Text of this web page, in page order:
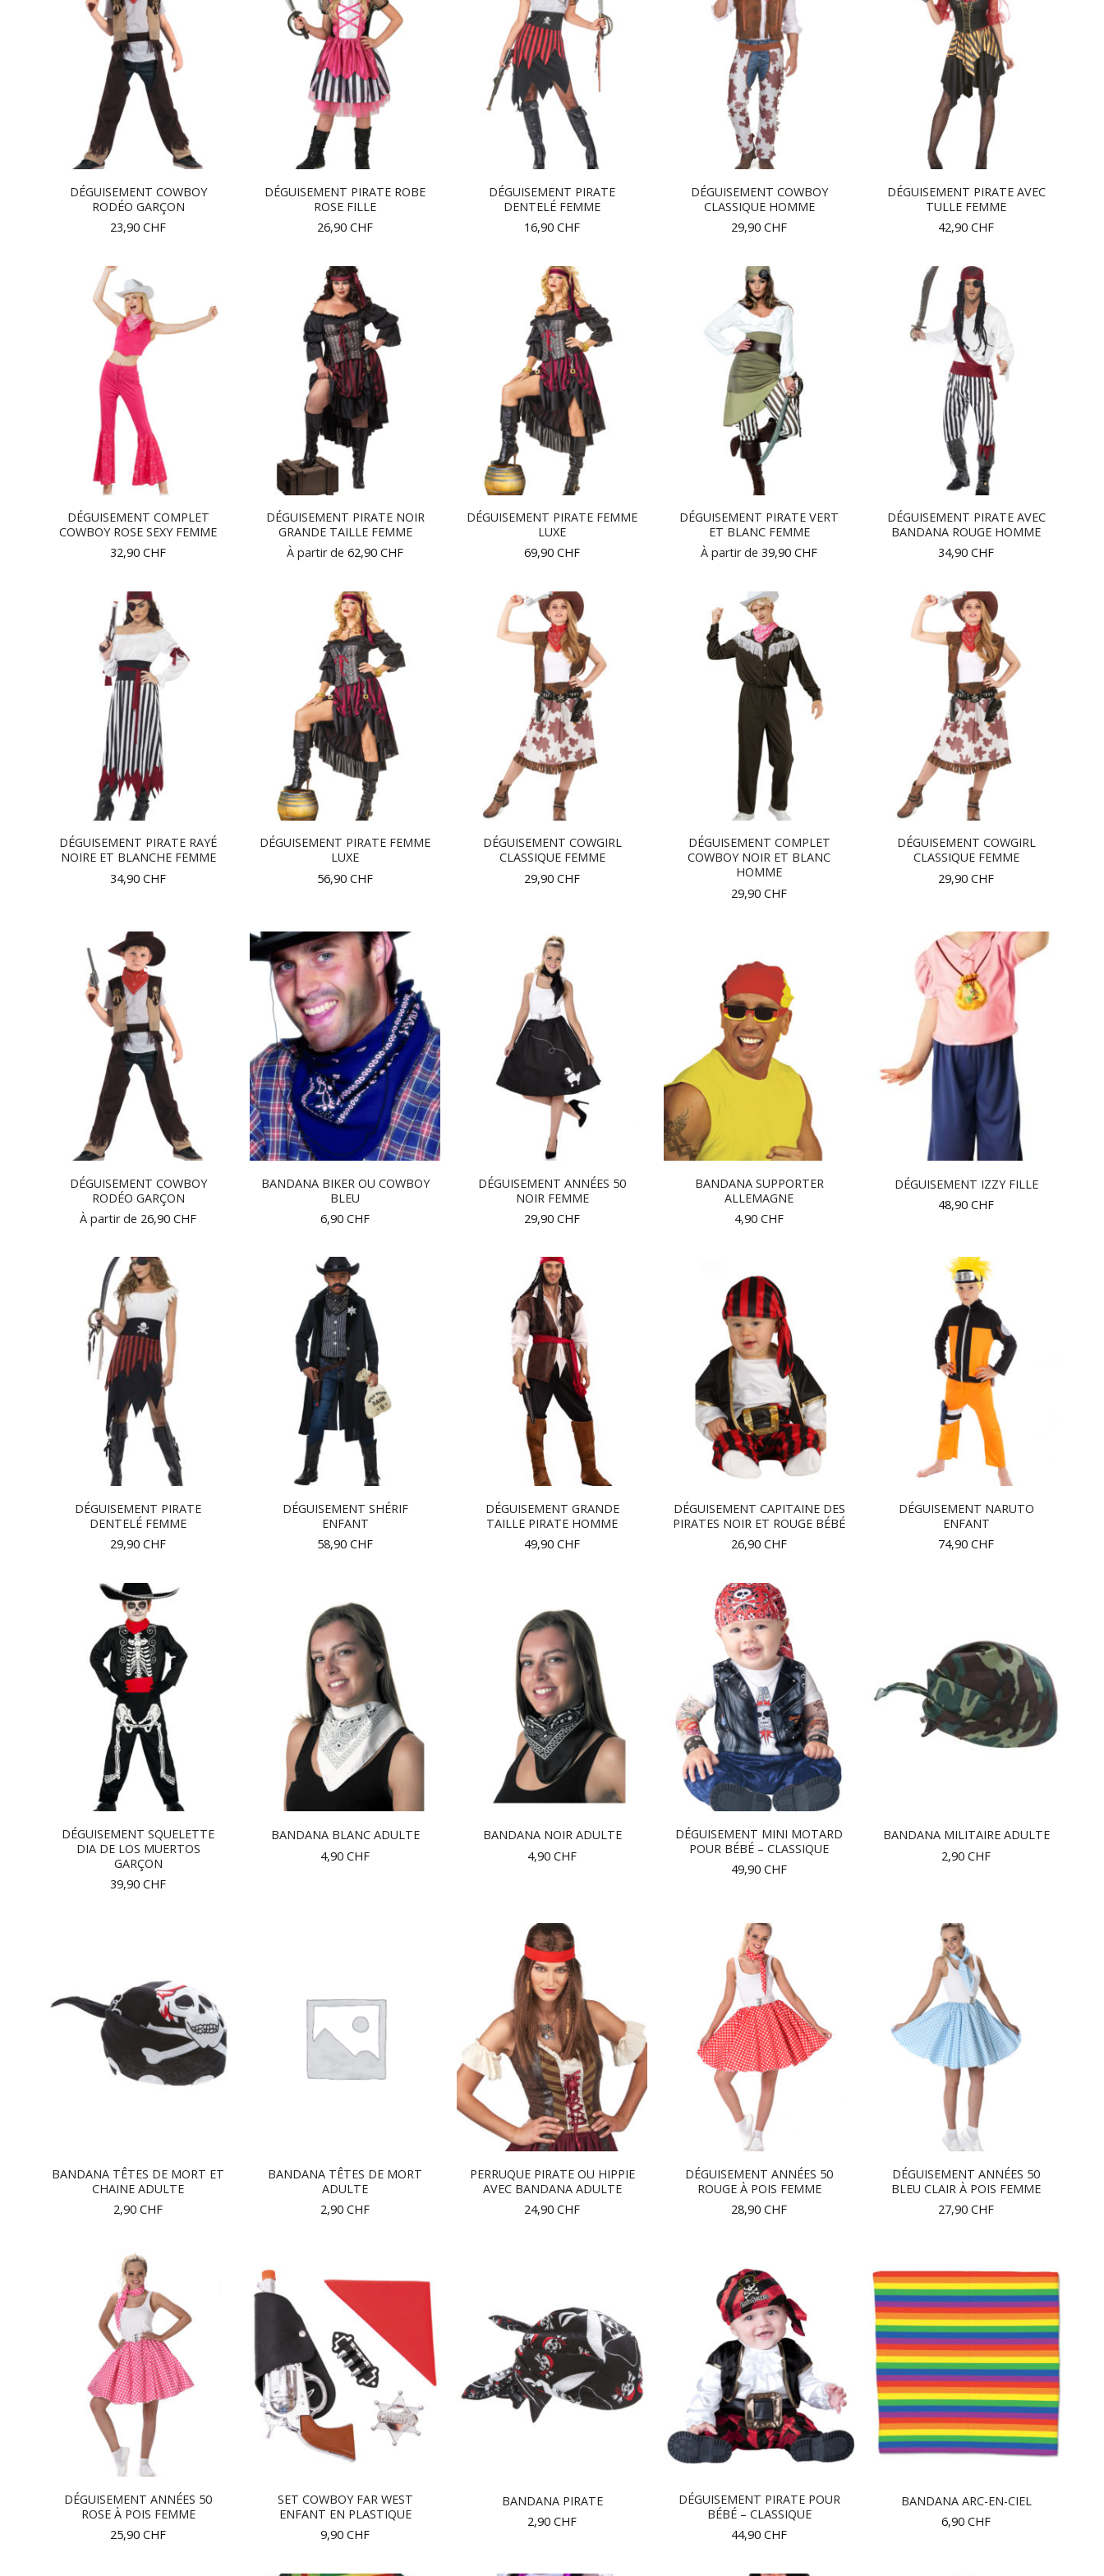
DÉGUISEMENT COWBOY
RODÉO GARÇON
23,90 CHF
DÉGUISEMENT PIRATE ROBE
ROSE FILLE
26,90 CHF
DÉGUISEMENT PIRATE
DENTELÉ FEMME
16,90 CHF
DÉGUISEMENT COWBOY
CLASSIQUE HOMME
29,90 CHF
DÉGUISEMENT PIRATE AVEC
TULLE FEMME
42,90 CHF
DÉGUISEMENT COMPLET
COWBOY ROSE SEXY FEMME
32,90 CHF
DÉGUISEMENT PIRATE NOIR
GRANDE TAILLE FEMME
À partir de 62,90 CHF
DÉGUISEMENT PIRATE FEMME
LUXE
69,90 CHF
DÉGUISEMENT PIRATE VERT
ET BLANC FEMME
À partir de 39,90 CHF
DÉGUISEMENT PIRATE AVEC
BANDANA ROUGE HOMME
34,90 CHF
DÉGUISEMENT PIRATE RAYÉ
NOIRE ET BLANCHE FEMME
34,90 CHF
DÉGUISEMENT PIRATE FEMME
LUXE
56,90 CHF
DÉGUISEMENT COWGIRL
CLASSIQUE FEMME
29,90 CHF
DÉGUISEMENT COMPLET
COWBOY NOIR ET BLANC
HOMME
29,90 CHF
DÉGUISEMENT COWGIRL
CLASSIQUE FEMME
29,90 CHF
DÉGUISEMENT COWBOY
RODÉO GARÇON
À partir de 26,90 CHF
BANDANA BIKER OU COWBOY
BLEU
6,90 CHF
DÉGUISEMENT ANNÉES 50
NOIR FEMME
29,90 CHF
BANDANA SUPPORTER
ALLEMAGNE
4,90 CHF
DÉGUISEMENT IZZY FILLE
48,90 CHF
DÉGUISEMENT PIRATE
DENTELÉ FEMME
29,90 CHF
DÉGUISEMENT SHÉRIF
ENFANT
58,90 CHF
DÉGUISEMENT GRANDE
TAILLE PIRATE HOMME
49,90 CHF
DÉGUISEMENT CAPITAINE DES
PIRATES NOIR ET ROUGE BÉBÉ
26,90 CHF
DÉGUISEMENT NARUTO
ENFANT
74,90 CHF
DÉGUISEMENT SQUELETTE
DIA DE LOS MUERTOS
GARÇON
39,90 CHF
BANDANA BLANC ADULTE
4,90 CHF
BANDANA NOIR ADULTE
4,90 CHF
DÉGUISEMENT MINI MOTARD
POUR BÉBÉ – CLASSIQUE
49,90 CHF
BANDANA MILITAIRE ADULTE
2,90 CHF
BANDANA TÊTES DE MORT ET
CHAINE ADULTE
2,90 CHF
BANDANA TÊTES DE MORT
ADULTE
2,90 CHF
PERRUQUE PIRATE OU HIPPIE
AVEC BANDANA ADULTE
24,90 CHF
DÉGUISEMENT ANNÉES 50
ROUGE À POIS FEMME
28,90 CHF
DÉGUISEMENT ANNÉES 50
BLEU CLAIR À POIS FEMME
27,90 CHF
DÉGUISEMENT ANNÉES 50
ROSE À POIS FEMME
25,90 CHF
SET COWBOY FAR WEST
ENFANT EN PLASTIQUE
9,90 CHF
BANDANA PIRATE
2,90 CHF
DÉGUISEMENT PIRATE POUR
BÉBÉ – CLASSIQUE
44,90 CHF
BANDANA ARC-EN-CIEL
6,90 CHF